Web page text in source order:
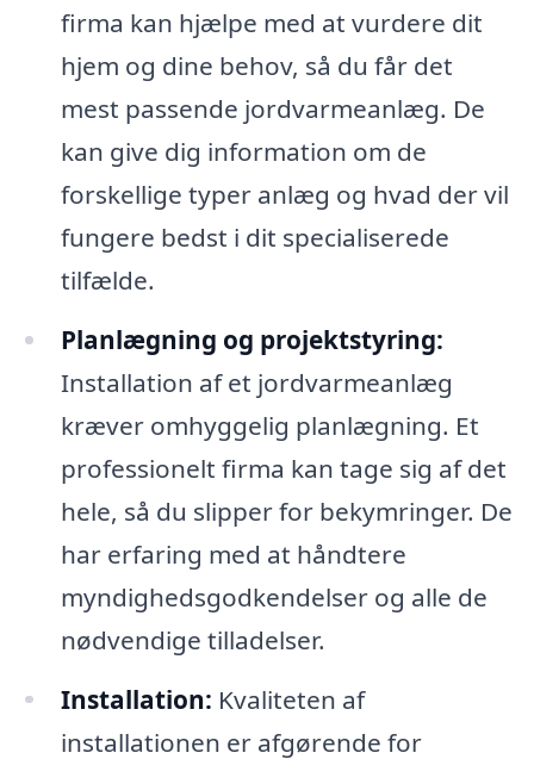
firma kan hjælpe med at vurdere dit
hjem og dine behov, så du får det
mest passende jordvarmeanlæg. De
kan give dig information om de
forskellige typer anlæg og hvad der vil
fungere bedst i dit specialiserede
tilfælde.
Planlægning og projektstyring:
Installation af et jordvarmeanlæg
kræver omhyggelig planlægning. Et
professionelt firma kan tage sig af det
hele, så du slipper for bekymringer. De
har erfaring med at håndtere
myndighedsgodkendelser og alle de
nødvendige tilladelser.
Installation: Kvaliteten af
installationen er afgørende for